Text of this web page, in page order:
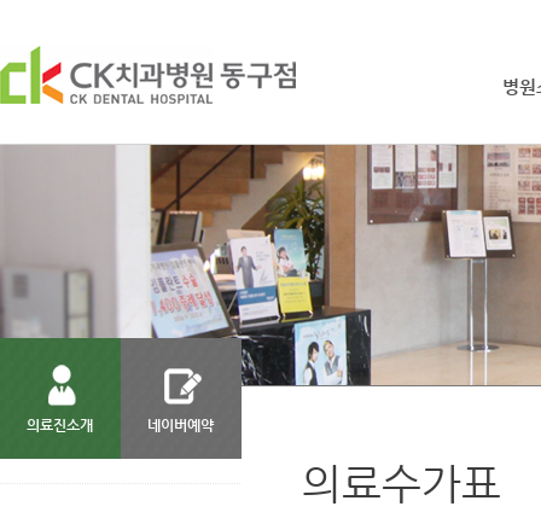
병원
의료진소개 네이버예약
의료수가표